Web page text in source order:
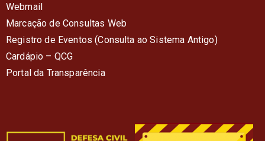
Webmail
Marcação de Consultas Web
Registro de Eventos (Consulta ao Sistema Antigo)
Cardápio – QCG
Portal da Transparência